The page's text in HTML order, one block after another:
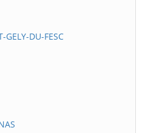
DU-FESC